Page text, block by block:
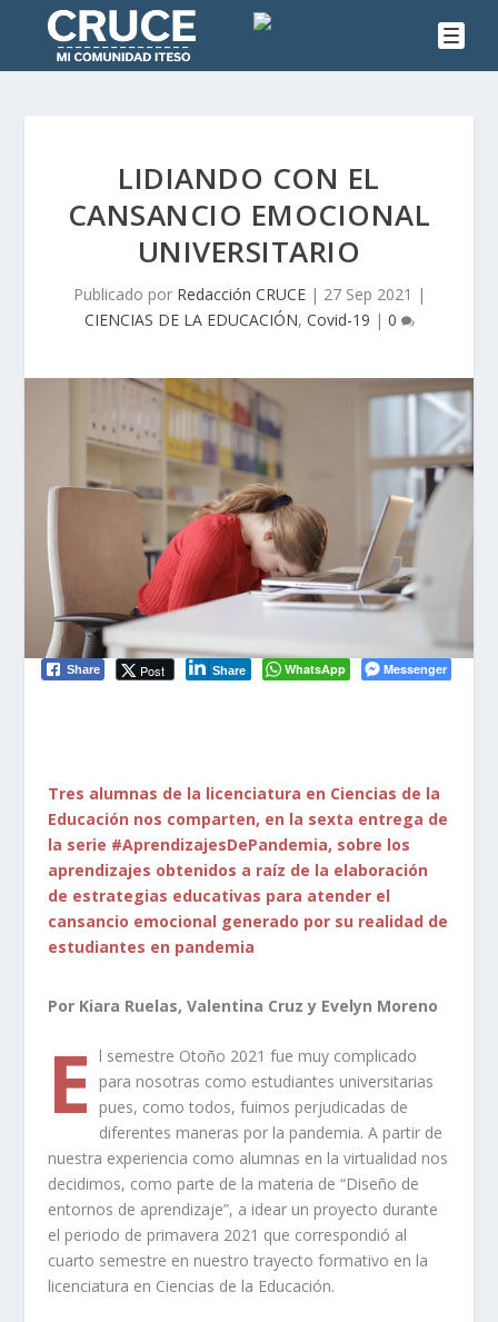
LIDIANDO CON EL
CANSANCIO EMOCIONAL
UNIVERSITARIO
Publicado por Redacción CRUCE| 27 Sep 2021 |
CIENCIAS DE LA EDUCACIÓN, Covid-19 | 0
Share Post Share WhatsApp Messenger
Tres alumnas de la licenciatura en Ciencias de la
Educación nos comparten, en la sexta entrega de
la serie #AprendizajesDePandemia, sobre los
aprendizajes obtenidos a raíz de la elaboración
de estrategias educativas para atender el
cansancio emocional generado por su realidad de
estudiantes en pandemia
Por Kiara Ruelas, Valentina Cruz y Evelyn Moreno
E
l semestre Otoño 2021 fue muy complicado
para nosotras como estudiantes universitarias
pues, como todos, fuimos perjudicadas de
diferentes maneras por la pandemia. A partir de
nuestra experiencia como alumnas en la virtualidad nos
decidimos, como parte de la materia de “Diseño de
entornos de aprendizaje”, a idear un proyecto durante
el periodo de primavera 2021 que correspondió al
cuarto semestre en nuestro trayecto formativo en la
licenciatura en Ciencias de la Educación.